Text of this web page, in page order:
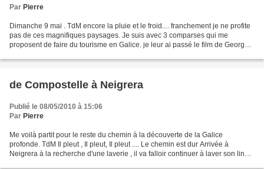
Par Pierre
Dimanche 9 mai . TdM encore la pluie et le froid.... franchement je ne profite
pas de ces magnifiques paysages. Je suis avec 3 comparses qui me
proposent de faire du tourisme en Galice. je leur ai passé le film de Georges
de Compostelle à Neigrera
Publié le 08/05/2010 à 15:06
Par Pierre
Me voilà partit pour le reste du chemin à la découverte de la Galice
profonde. TdM Il pleut , Il pleut, Il pleut .... Le chemin est dur Arrivée à
Neigrera à la recherche d'une laverie , il va falloir continuer à laver son linge